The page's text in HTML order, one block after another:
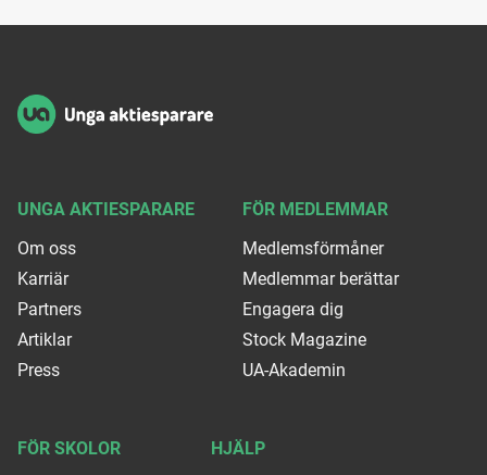
UNGA AKTIESPARARE
Om oss
Karriär
Partners
Artiklar
Press
FÖR MEDLEMMAR
Medlemsförmåner
Medlemmar berättar
Engagera dig
Stock Magazine
UA-Akademin
FÖR SKOLOR
HJÄLP